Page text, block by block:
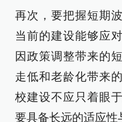
再次，要把握短期
当前的建设能够应
因政策调整带来的
走低和老龄化带来
校建设不应只着眼
要具备长远的适应性